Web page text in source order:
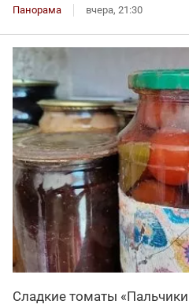
Панорама вчера, 21:30
Сладкие томаты